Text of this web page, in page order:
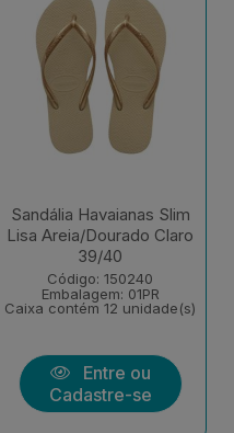
Sandália Havaianas Slim
Lisa Areia/Dourado Claro
39/40
Código: 150240
Embalagem: 01PR
Caixa contém 12 unidade(s)
Entre ou
Cadastre-se